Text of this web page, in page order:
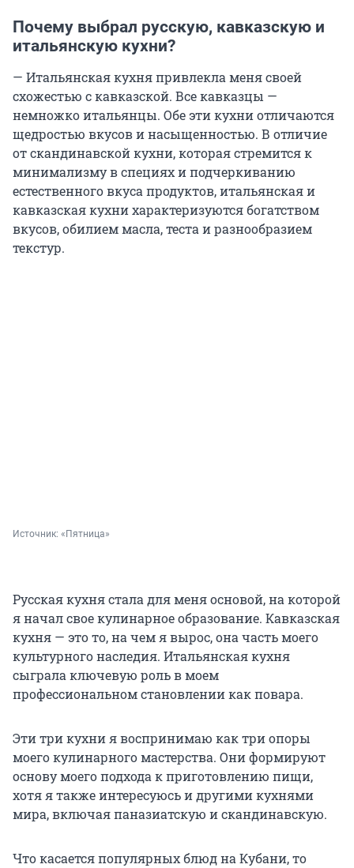
Почему выбрал русскую, кавказскую и
итальянскую кухни?
— Итальянская кухня привлекла меня своей
схожестью с кавказской. Все кавказцы —
немножко итальянцы. Обе эти кухни отличаются
щедростью вкусов и насыщенностью. В отличие
от скандинавской кухни, которая стремится к
минимализму в специях и подчеркиванию
естественного вкуса продуктов, итальянская и
кавказская кухни характеризуются богатством
вкусов, обилием масла, теста и разнообразием
текстур.
Источник: «Пятница»
Русская кухня стала для меня основой, на которой
я начал свое кулинарное образование. Кавказская
кухня — это то, на чем я вырос, она часть моего
культурного наследия. Итальянская кухня
сыграла ключевую роль в моем
профессиональном становлении как повара.
Эти три кухни я воспринимаю как три опоры
моего кулинарного мастерства. Они формируют
основу моего подхода к приготовлению пищи,
хотя я также интересуюсь и другими кухнями
мира, включая паназиатскую и скандинавскую.
Что касается популярных блюд на Кубани, то